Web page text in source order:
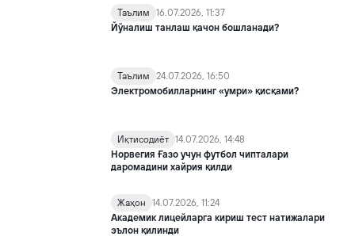
Таълим
16.07.2026, 11:37
Йўналиш танлаш қачон бошланади?
Таълим
24.07.2026, 16:50
Электромобилларнинг «умри» қисқами?
Иқтисодиёт 14.07.2026, 14:48
Норвегия Ғазо учун футбол чипталари
даромадини хайрия қилди
Жаҳон
14.07.2026, 11:24
Академик лицейларга кириш тест натижалари
эълон қилинди